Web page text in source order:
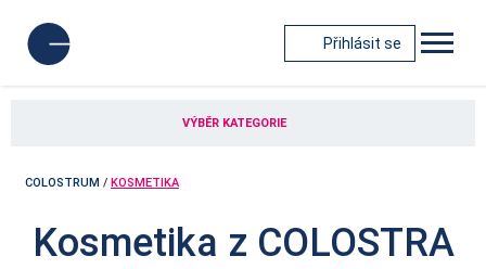
Přihlásit se
VÝBĚR KATEGORIE
COLOSTRUM / KOSMETIKA
Kosmetika z COLOSTRA